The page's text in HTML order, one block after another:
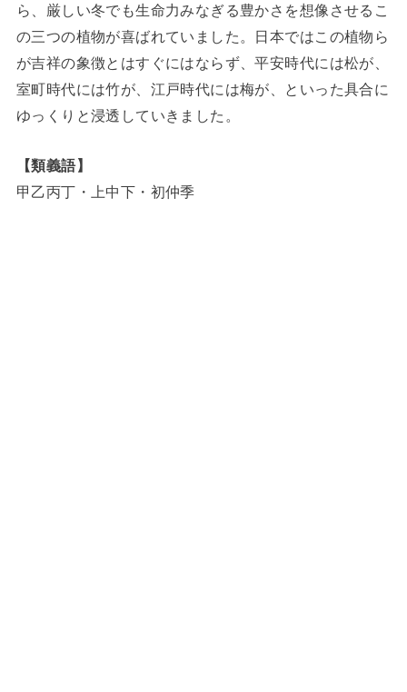
ら、厳しい冬でも生命力みなぎる豊かさを想像させるこ
の三つの植物が喜ばれていました。日本ではこの植物ら
が吉祥の象徴とはすぐにはならず、平安時代には松が、
室町時代には竹が、江戸時代には梅が、といった具合に
ゆっくりと浸透していきました。
【類義語】
甲乙丙丁・上中下・初仲季